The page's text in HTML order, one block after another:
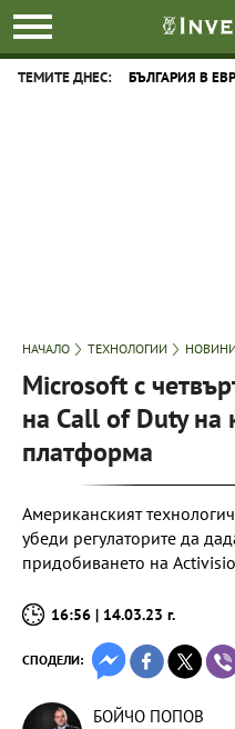
ТЕМИТЕ ДНЕС: БЪЛГАРИЯ В
НАЧАЛО ТЕХНОЛОГИИ
Microsoft с
на Call of Duty на
платформа
Американският
убеди регулаторите да
придобиването на
16:56 | 14.03.23 г.
СПОДЕЛИ:
БОЙЧО ПОПОВ